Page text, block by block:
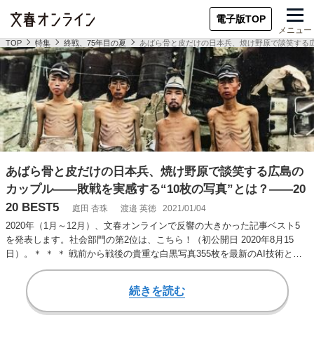
電子版TOP
メニュー
TOP 特集 終戦、75年目の夏 あばら骨と皮だけの日本兵、焼け野原で談笑す
あばら骨と皮だけの日本兵、焼け野原で談笑する広島の
カップル――敗戦を実感する“10枚の写真”とは？――20
20 BEST5
庭田 杏珠 渡邉 英徳 2021/01/04
2020年（1月～12月）、文春オンラインで反響の大きかった記事ベスト5
を発表します。社会部門の第2位は、こちら！（初公開日 2020年8月15
日）。＊ ＊ ＊ 戦前から戦後の貴重な白黒写真355枚を最新のAI技術と…
続きを読む